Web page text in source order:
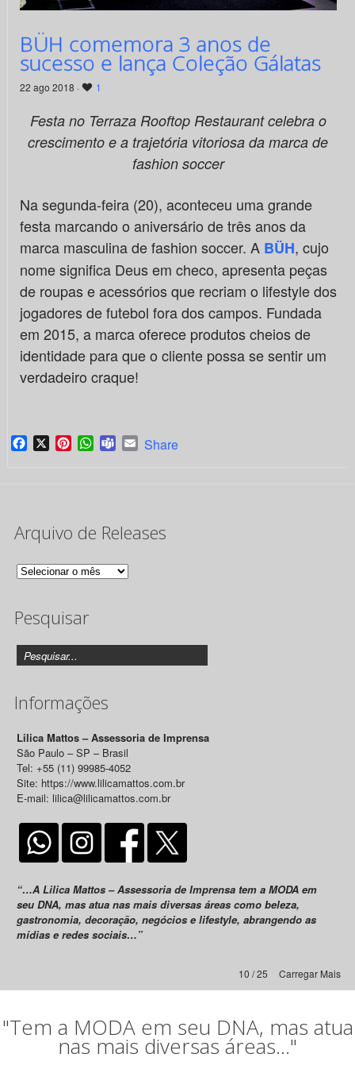
BÜH comemora 3 anos de
sucesso e lança Coleção Gálatas
22 ago 2018 · 1
Festa no Terraza Rooftop Restaurant celebra o
crescimento e a trajetória vitoriosa da marca de
fashion soccer
Na segunda-feira (20), aconteceu uma grande
festa marcando o aniversário de três anos da
marca masculina de fashion soccer. A BÜH, cujo
nome significa Deus em checo, apresenta peças
de roupas e acessórios que recriam o lifestyle dos
jogadores de futebol fora dos campos. Fundada
em 2015, a marca oferece produtos cheios de
identidade para que o cliente possa se sentir um
verdadeiro craque!
Facebook
X PinterestWhatsApp
TeamsEmail
Share
Arquivo de Releases
Arquivo
Releases
Pesquisar
Informações
Lilica Mattos – Assessoria de Imprensa
São Paulo – SP – Brasil
Tel: +55 (11) 99985-4052
Site: https://www.lilicamattos.com.br
E-mail: lilica@lilicamattos.com.br
“…A Lilica Mattos – Assessoria de Imprensa tem a MODA em
seu DNA, mas atua nas mais diversas áreas como beleza,
gastronomia, decoração, negócios e lifestyle, abrangendo as
mídias e redes sociais…”
Carregar Mais
10 / 25
"Tem a MODA em seu DNA, mas atua
nas mais diversas áreas..."